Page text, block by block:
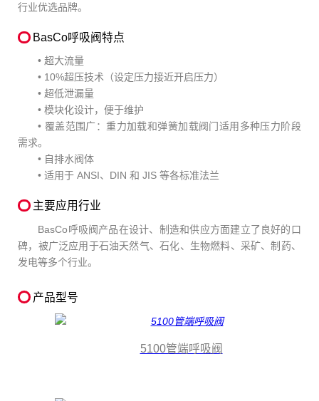
行业优选品牌。
BasCo呼吸阀特点
• 超大流量
• 10%超压技术（设定压力接近开启压力）
• 超低泄漏量
• 模块化设计，便于维护
• 覆盖范围广：重力加载和弹簧加载阀门适用多种压力阶段
需求。
• 自排水阀体
• 适用于 ANSI、DIN 和 JIS 等各标准法兰
主要应用行业
BasCo呼吸阀产品在设计、制造和供应方面建立了良好的口
碑，被广泛应用于石油天然气、石化、生物燃料、采矿、制药、
发电等多个行业。
产品型号
5100管端呼吸阀